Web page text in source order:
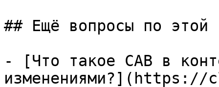
## Ещё вопросы по этой
- [Что такое CAB в